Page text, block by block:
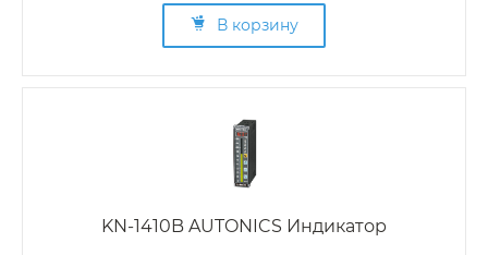
В корзину
KN-1410B AUTONICS Индикатор